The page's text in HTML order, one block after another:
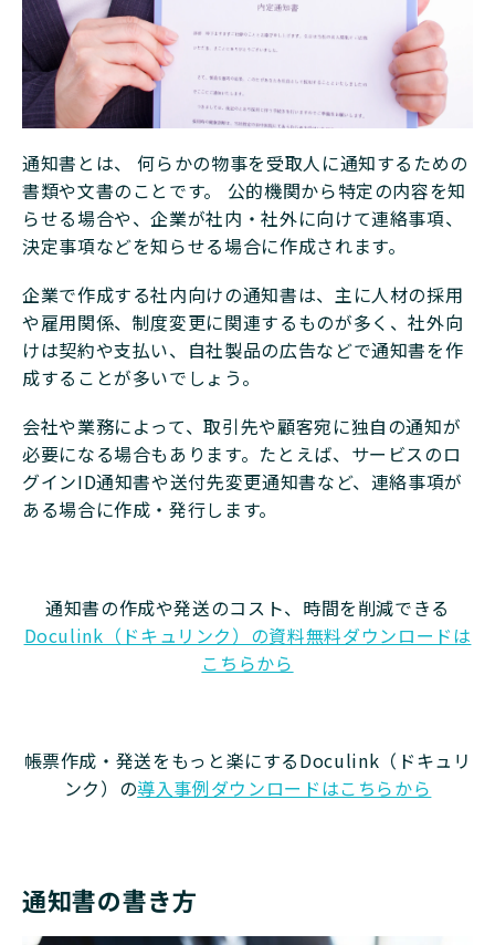
通知書とは、 何らかの物事を受取人に通知するための
書類や文書のことです。 公的機関から特定の内容を知
らせる場合や、企業が社内・社外に向けて連絡事項、
決定事項などを知らせる場合に作成されます。
企業で作成する社内向けの通知書は、主に人材の採用
や雇用関係、制度変更に関連するものが多く、社外向
けは契約や支払い、自社製品の広告などで通知書を作
成することが多いでしょう。
会社や業務によって、取引先や顧客宛に独自の通知が
必要になる場合もあります。たとえば、サービスのロ
グインID通知書や送付先変更通知書など、連絡事項が
ある場合に作成・発行します。
通知書の作成や発送のコスト、時間を削減できる
Doculink（ドキュリンク）の資料無料ダウンロードは
こちらから
帳票作成・発送をもっと楽にするDoculink（ドキュリ
ンク）の導入事例ダウンロードはこちらから
通知書の書き方